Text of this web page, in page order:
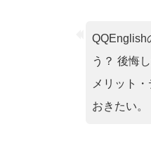
QQEnglish
う？ 後悔
メリット
おきたい。